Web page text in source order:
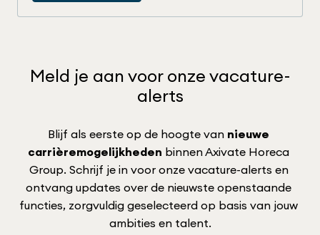
Meld je aan voor onze vacature-
alerts
Blijf als eerste op de hoogte van nieuwe
carrièremogelijkheden binnen Axivate Horeca
Group. Schrijf je in voor onze vacature-alerts en
ontvang updates over de nieuwste openstaande
functies, zorgvuldig geselecteerd op basis van jouw
ambities en talent.